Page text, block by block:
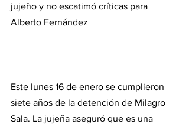
jujeño y no escatimó críticas para
Alberto Fernández
Este lunes 16 de enero se cumplieron
siete años de la detención de Milagro
Sala. La jujeña aseguró que es una